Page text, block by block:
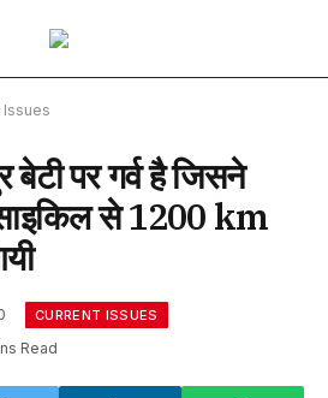
Issues
बेटी पर गर्व है जिसने
से 1200 km
CURRENT ISSUES
Read